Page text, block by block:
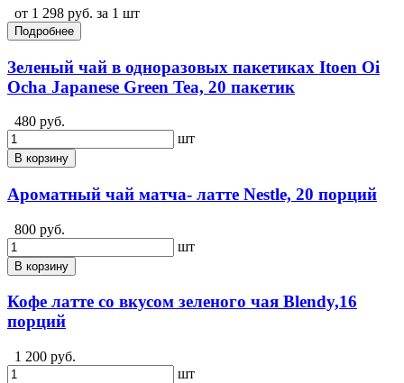
от 1 298 руб. за 1 шт
Подробнее
Зеленый чай в одноразовых пакетиках Itoen Oi
Ocha Japanese Green Tea, 20 пакетик
480 руб.
шт
В корзину
Ароматный чай матча- латте Nestle, 20 порций
800 руб.
шт
В корзину
Кофе латте со вкусом зеленого чая Blendy,16
порций
1 200 руб.
шт